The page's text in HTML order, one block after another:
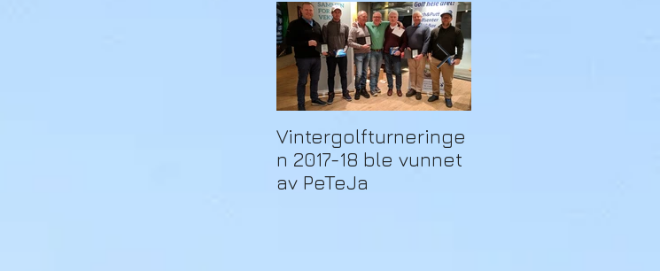
Vintergolfturneringe
n 2017-18 ble vunnet
av PeTeJa